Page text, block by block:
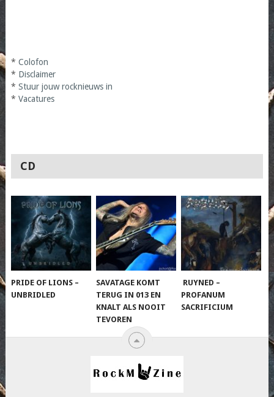
* Colofon
* Disclaimer
* Stuur jouw rocknieuws in
* Vacatures
CD
PRIDE OF LIONS –
UNBRIDLED
SAVATAGE KOMT
TERUG IN 013 EN
KNALT ALS NOOIT
TEVOREN
RUYNED –
PROFANUM
SACRIFICIUM